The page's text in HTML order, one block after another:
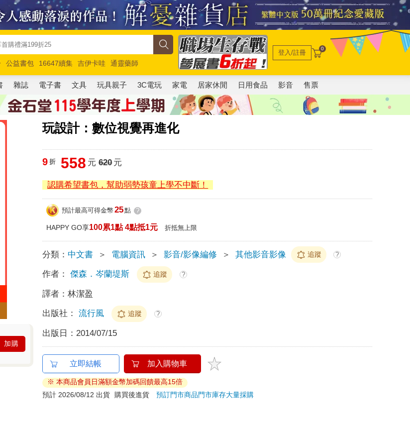
公益書包 16647續集 吉伊卡哇
通靈藥師
馬斯克 玩具總動員5 超慢跑
登入/註冊 0
雜誌 電子書 文具 玩具親子 3C電玩 家電 居家休閒 日用食品 影音 售票
玩設計：數位視覺再進化
加購
9 折 558 元 620元
認購希望書包，幫助弱勢孩童上學不中斷！
預計最高可得金幣 25點 ?
HAPPY GO享100累1點 4點抵1元 折抵無上限
分類： 中文書 ＞ 電腦資訊 ＞ 影音/影像編修 ＞ 其他影音影像 追蹤 ?
作者： 傑森．岑蘭堤斯 追蹤 ?
譯者：林潔盈
出版社： 流行風 追蹤 ?
出版日： 2014/07/15
立即結帳 加入購物車
※ 本商品會員日滿額金幣加碼回饋最高15倍
預計 2026/08/12 出貨
購買後進貨預訂門市商品門市庫存大量採購